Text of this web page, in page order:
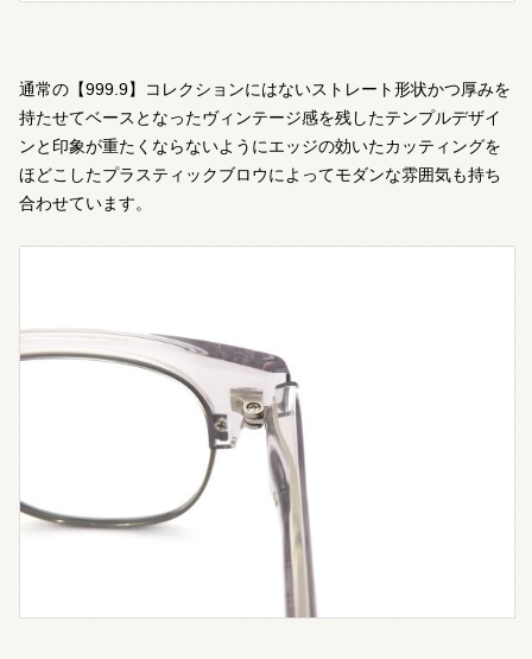
通常の【999.9】コレクションにはないストレート形状かつ厚みを
持たせてベースとなったヴィンテージ感を残したテンプルデザイ
ンと印象が重たくならないようにエッジの効いたカッティングを
ほどこしたプラスティックブロウによってモダンな雰囲気も持ち
合わせています。